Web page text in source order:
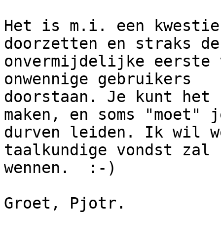
Het is m.i. een kwestie
doorzetten en straks de
onvermijdelijke eerste
onwennige gebruikers
doorstaan. Je kunt
maken, en soms "moet"
durven leiden. Ik wil
taalkundige vondst zal
wennen.  :-)
Groet, Pjotr.